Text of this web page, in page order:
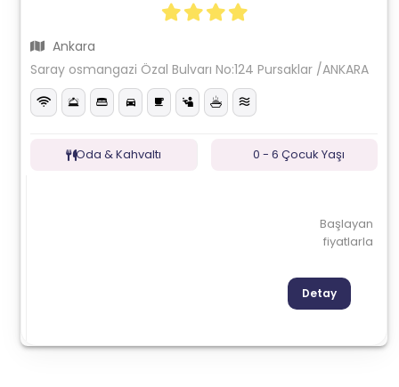
Ankara
Saray osmangazi Özal Bulvarı No:124 Pursaklar /ANKARA
Oda & Kahvaltı 0 - 6 Çocuk Yaşı
Başlayan
fiyatlarla
Detay